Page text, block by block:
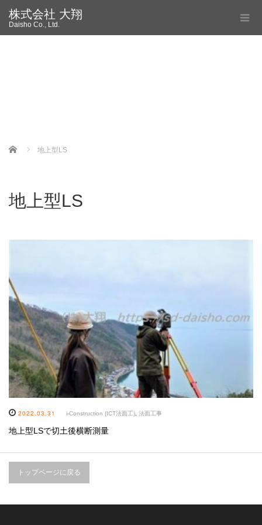
株式会社 大翔
Daisho Co., Ltd.
Home 地上型LS
地上型LS
2022.03.31 i-Construction (ICT法面工) 法面工事
地上型LSで切土後横断測量
トップページに戻る